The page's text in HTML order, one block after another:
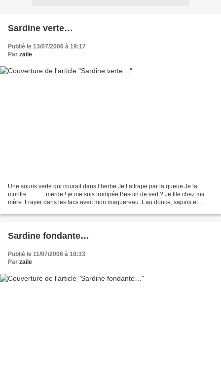
Sardine verte…
Publié le 13/07/2006 à 19:17
Par zaile
Une souris verte qui courait dans l’herbe Je l’attrape par la queue Je la
montre……….merde ! je me suis trompée Besoin de vert ? Je file chez ma
mère. Frayer dans les lacs avec mon maquereau. Eau douce, sapins et
Sardine fondante…
Publié le 11/07/2006 à 18:33
Par zaile